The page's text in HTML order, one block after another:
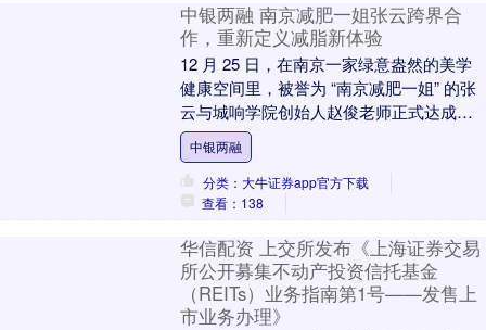
中银两融 南京减肥一姐张云跨界合
作，重新定义减脂新体验
12 月 25 日，在南京一家绿意盎然的美学
健康空间里，被誉为 “南京减肥一姐” 的张
云与城响学院创始人赵俊老师正式达成合
作。这一跨界融合旨在打破传统减脂行业
....
中银两融
分类：大牛证券app官方下载
查看：138
华信配资 上交所发布《上海证券交易
所公开募集不动产投资信托基金
（REITs）业务指南第1号——发售上
市业务办理》